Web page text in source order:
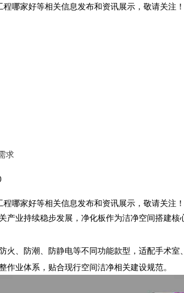
哪家好等相关信息发布和资讯展示，敬请关注！
求
哪家好等相关信息发布和资讯展示，敬请关注！
产业持续稳步发展，净化板作为洁净空间搭建
、防潮、防静电等不同功能款型，适配手术室、
业体系，贴合现行空间洁净相关建设规范。